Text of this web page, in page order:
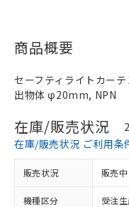
商品概要
セーフティライトカー
出物体 φ20mm, NPN
在庫/販売状況
在庫/販売状況 ご利用条
販売状況 販売中
機種区分 受注